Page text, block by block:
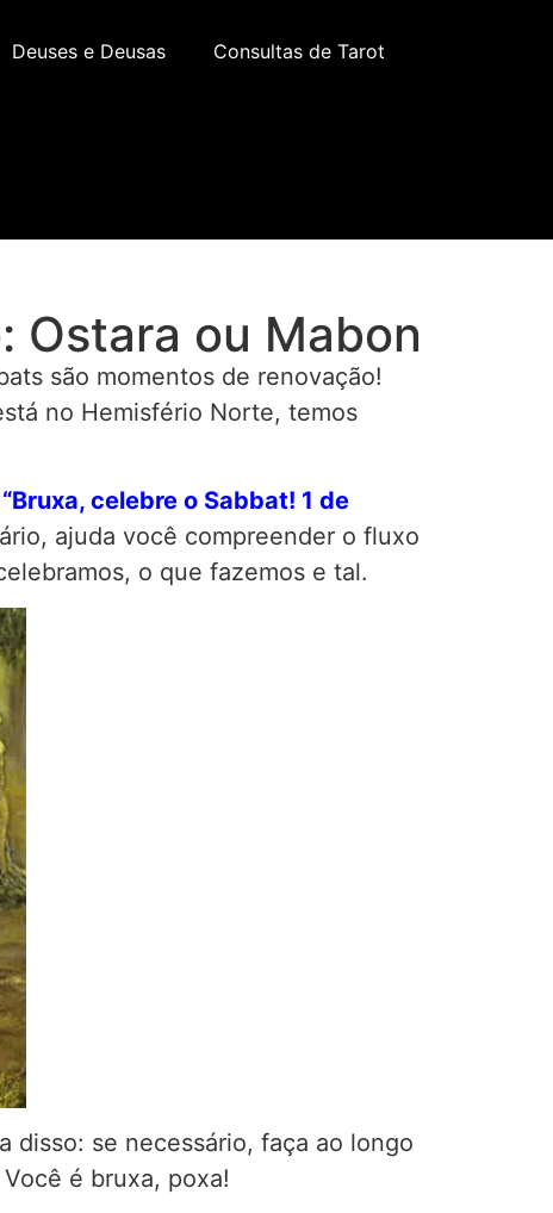
Deuses e Deusas Consultas de Tarot
Ostara ou Mabon
são momentos de renovação!
no Hemisfério Norte, temos
“Bruxa, celebre o Sabbat! 1 de
ajuda você compreender o fluxo
o que fazemos e tal.
disso: se necessário, faça ao longo
é bruxa, poxa!